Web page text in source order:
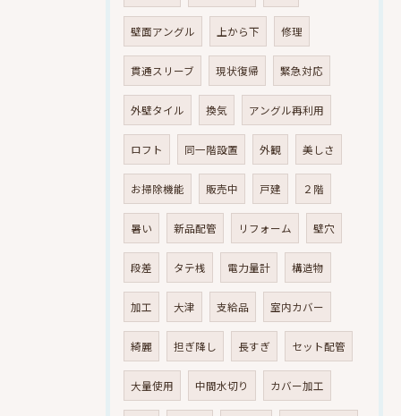
壁面アングル 上から下 修理
貫通スリーブ 現状復帰 緊急対応
外壁タイル 換気 アングル再利用
ロフト 同一階設置 外観 美しさ
お掃除機能 販売中 戸建 ２階
暑い 新品配管 リフォーム 壁穴
段差 タテ桟 電力量計 構造物
加工 大津 支給品 室内カバー
綺麗 担ぎ降し 長すぎ セット配管
大量使用 中間水切り カバー加工